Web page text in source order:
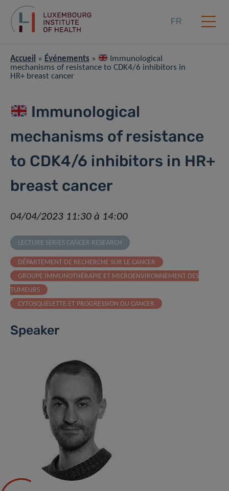
FR
Accueil » Événements »
Immunological
mechanisms of resistance to CDK4/6 inhibitors in
HR+ breast cancer
Immunological
mechanisms of resistance
to CDK4/6 inhibitors in HR+
breast cancer
04/04/2023 11:30 à 14:00
LECTURE SERIES CANCER RESEARCH
DÉPARTEMENT DE RECHERCHE SUR LE CANCER
GROUPE IMMUNOTHÉRAPIE ET MICROENVIRONNEMENT DES
TUMEURS
CYTOSQUELETTE ET PROGRESSION DU CANCER
Speaker